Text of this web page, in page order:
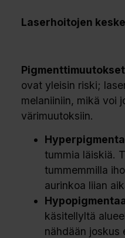
Laserhoitojen
ovat yleisin riski;
melaniiniin, mikä voi
värimuutoksiin.
tummia läiskiä.
tummemmilla
aurinkoa liian
käsitellyltä
nähdään joskus